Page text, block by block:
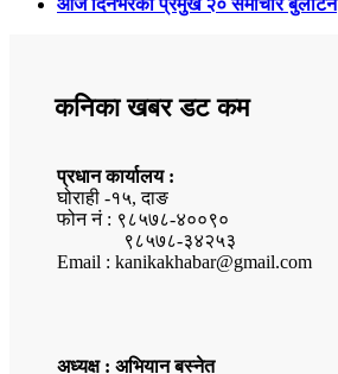
आज दिनभरका प्रमुख २० समाचार बुलेटिन
कनिका खबर डट कम
प्रधान कार्यालय :
घोराही -१५, दाङ
फोन नं : ९८५७८-४००९०
९८५७८-३४२५३
Email : kanikakhabar@gmail.com
अध्यक्ष : अभियान बस्नेत